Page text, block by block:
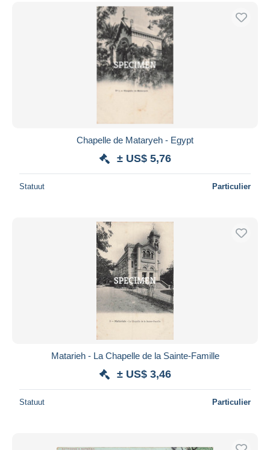
Chapelle de Mataryeh - Egypt
± US$ 5,76
Statuut Particulier
Matarieh - La Chapelle de la Sainte-Famille
± US$ 3,46
Statuut Particulier